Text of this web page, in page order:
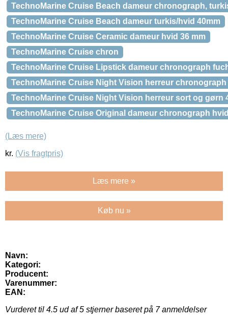
TechnoMarine Cruise Beach dameur chronograph,
TechnoMarine Cruise Beach dameur turkis/hvid 40mm
TechnoMarine Cruise Ceramic dameur hvid 36 mm
TechnoMarine Cruise chron
TechnoMarine Cruise Lipstick dameur chronograph
TechnoMarine Cruise Night Vision herreur
TechnoMarine Cruise Night Vision herreur sort og gørn
TechnoMarine Cruise Original dameur chronograph
(Læs mere)
kr. (Vis fragtpris)
Læs mere »
Køb nu »
Navn:
Kategori:
Producent:
Varenummer:
EAN:
Vurderet til 4.5 ud af 5 stjerner baseret på 7anmeldelser